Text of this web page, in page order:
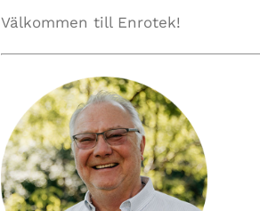
Välkommen till Enrotek!